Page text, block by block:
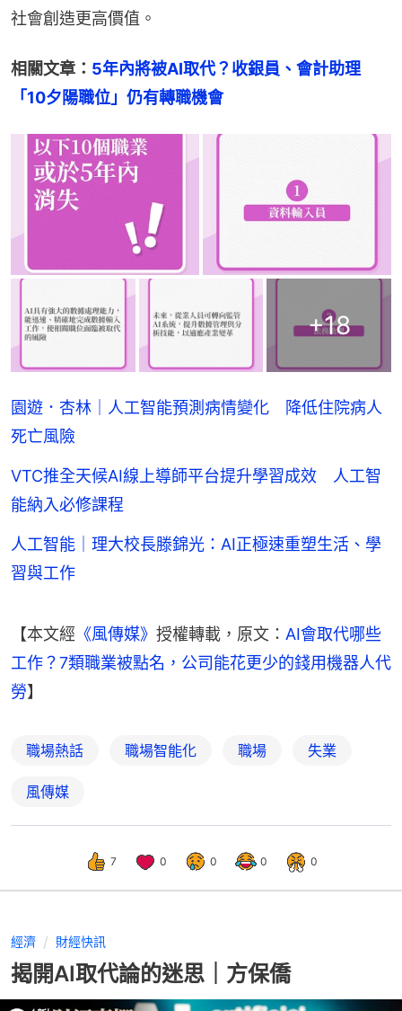
社會創造更高價值。
相關文章： 5年內將被AI取代？收銀員、會計助理
「10夕陽職位」仍有轉職機會
+18
園遊．杏林｜人工智能預測病情變化 降低住院病人
死亡風險
VTC推全天候AI線上導師平台提升學習成效 人工智
能納入必修課程
人工智能｜理大校長滕錦光：AI正極速重塑生活、學
習與工作
【本文經 《風傳媒》 授權轉載，原文： AI會取代哪些
工作？7類職業被點名，公司能花更少的錢用機器人代
勞】
職場熱話 職場智能化 職場 失業
風傳媒
7 0 0 0 0
經濟 財經快訊
揭開AI取代論的迷思｜方保僑